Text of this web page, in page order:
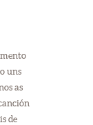
uns
as
de